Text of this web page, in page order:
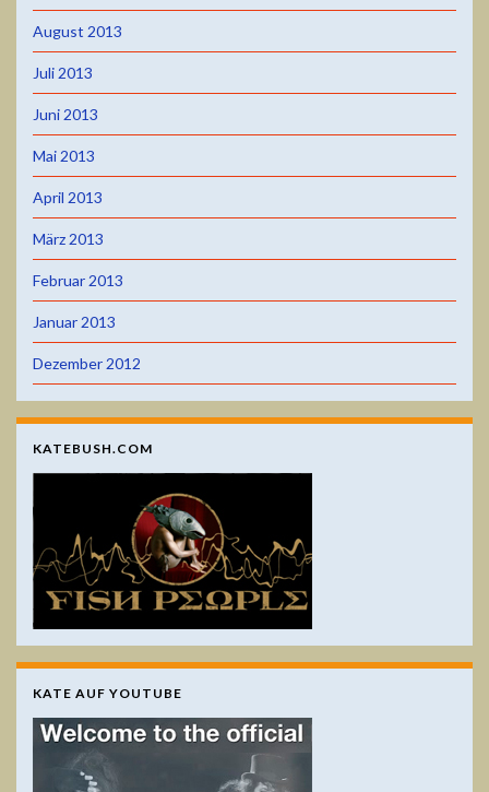
August 2013
Juli 2013
Juni 2013
Mai 2013
April 2013
März 2013
Februar 2013
Januar 2013
Dezember 2012
KATEBUSH.COM
KATE AUF YOUTUBE